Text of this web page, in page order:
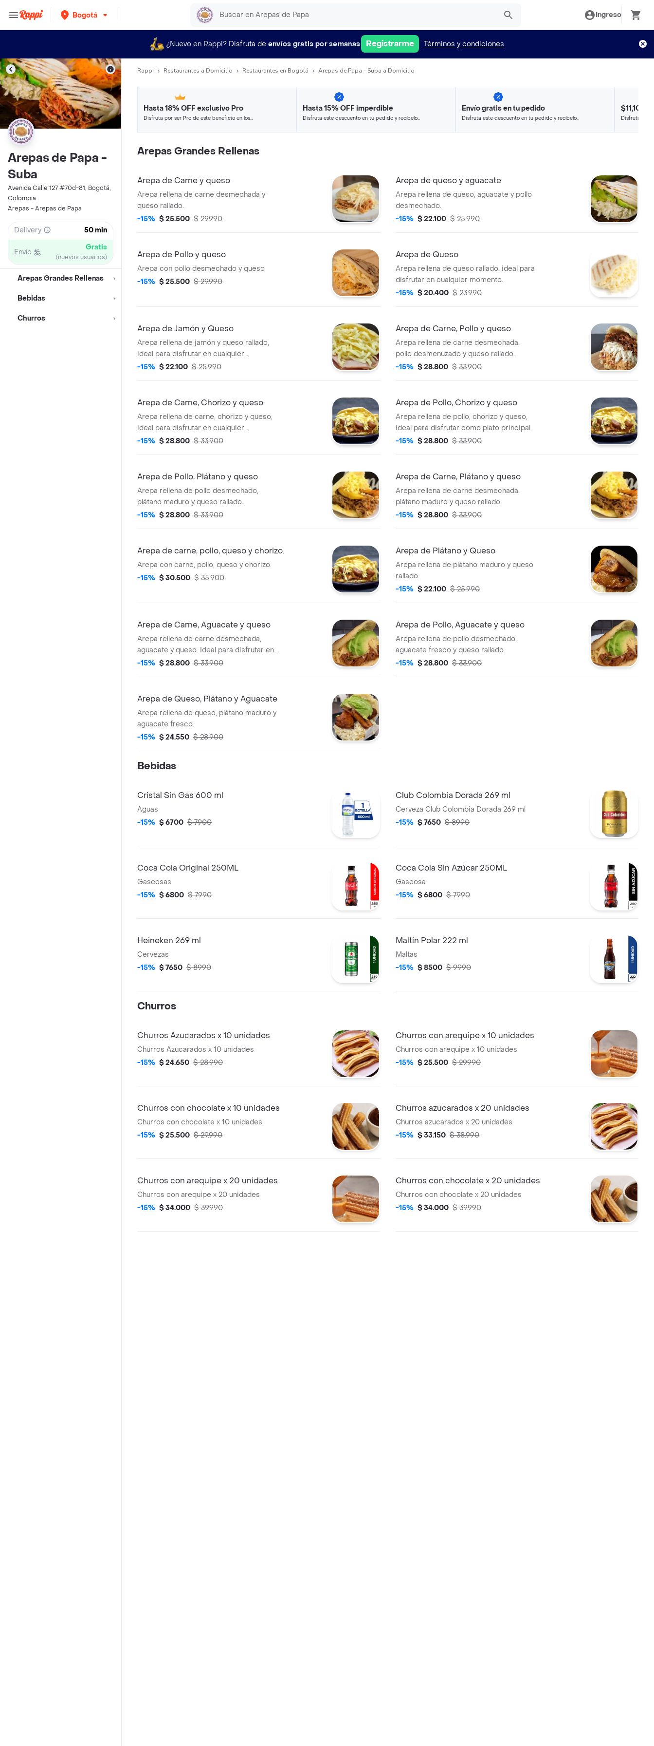
Bogotá Ingreso
¿Nuevo en Rappi? Disfruta de envíos gratis por semanas Registrarme Términos y condiciones
Arepas de Papa -
Suba
Avenida Calle 127 #70d-81, Bogotá,
Colombia
Arepas - Arepas de Papa
Delivery 50 min
Envío Gratis
(nuevos usuarios)
Arepas Grandes Rellenas
Bebidas
Churros
Rappi Restaurantes a Domicilio Restaurantes en Bogotá Arepas de Papa - Suba a Domicilio
Hasta 18% OFF exclusivo Pro
Disfruta por ser Pro de este beneficio en los
Hasta 15% OFF imperdible
Disfruta este descuento en tu pedido y recíbelo
Envío gratis en tu pedido
Disfruta este descuento en tu pedido y recíbelo
$11,100
Disfruta este
Arepas Grandes Rellenas
Arepa de Carne y queso
Arepa rellena de carne desmechada y
queso rallado.
-15% $ 25.500 $ 29.990
Arepa de queso y aguacate
Arepa rellena de queso, aguacate y pollo
desmechado.
-15% $ 22.100 $ 25.990
Arepa de Pollo y queso
Arepa con pollo desmechado y queso
-15% $ 25.500 $ 29.990
Arepa de Queso
Arepa rellena de queso rallado, ideal para
disfrutar en cualquier momento.
-15% $ 20.400 $ 23.990
Arepa de Jamón y Queso
Arepa rellena de jamón y queso rallado,
ideal para disfrutar en cualquier
momento.
-15% $ 22.100 $ 25.990
Arepa de Carne, Pollo y queso
Arepa rellena de carne desmechada,
pollo desmenuzado y queso rallado.
-15% $ 28.800 $ 33.900
Arepa de Carne, Chorizo y queso
Arepa rellena de carne, chorizo y queso,
ideal para disfrutar en cualquier
momento.
-15% $ 28.800 $ 33.900
Arepa de Pollo, Chorizo y queso
Arepa rellena de pollo, chorizo y queso,
ideal para disfrutar como plato principal.
-15% $ 28.800 $ 33.900
Arepa de Pollo, Plátano y queso
Arepa rellena de pollo desmechado,
plátano maduro y queso rallado.
-15% $ 28.800 $ 33.900
Arepa de Carne, Plátano y queso
Arepa rellena de carne desmechada,
plátano maduro y queso rallado.
-15% $ 28.800 $ 33.900
Arepa de carne, pollo, queso y chorizo.
Arepa con carne, pollo, queso y chorizo.
-15% $ 30.500 $ 35.900
Arepa de Plátano y Queso
Arepa rellena de plátano maduro y queso
rallado.
-15% $ 22.100 $ 25.990
Arepa de Carne, Aguacate y queso
Arepa rellena de carne desmechada,
aguacate y queso. Ideal para disfrutar en
cualquier momento del día.
-15% $ 28.800 $ 33.900
Arepa de Pollo, Aguacate y queso
Arepa rellena de pollo desmechado,
aguacate fresco y queso rallado.
-15% $ 28.800 $ 33.900
Arepa de Queso, Plátano y Aguacate
Arepa rellena de queso, plátano maduro y
aguacate fresco.
-15% $ 24.550 $ 28.900
Bebidas
Cristal Sin Gas 600 ml
Aguas
-15% $ 6700 $ 7900
Club Colombia Dorada 269 ml
Cerveza Club Colombia Dorada 269 ml
-15% $ 7650 $ 8990
Coca Cola Original 250ML
Gaseosas
-15% $ 6800 $ 7990
Coca Cola Sin Azúcar 250ML
Gaseosa
-15% $ 6800 $ 7990
Heineken 269 ml
Cervezas
-15% $ 7650 $ 8990
Maltín Polar 222 ml
Maltas
-15% $ 8500 $ 9990
Churros
Churros Azucarados x 10 unidades
Churros Azucarados x 10 unidades
-15% $ 24.650 $ 28.990
Churros con arequipe x 10 unidades
Churros con arequipe x 10 unidades
-15% $ 25.500 $ 29.990
Churros con chocolate x 10 unidades
Churros con chocolate x 10 unidades
-15% $ 25.500 $ 29.990
Churros azucarados x 20 unidades
Churros azucarados x 20 unidades
-15% $ 33.150 $ 38.990
Churros con arequipe x 20 unidades
Churros con arequipe x 20 unidades
-15% $ 34.000 $ 39.990
Churros con chocolate x 20 unidades
Churros con chocolate x 20 unidades
-15% $ 34.000 $ 39.990